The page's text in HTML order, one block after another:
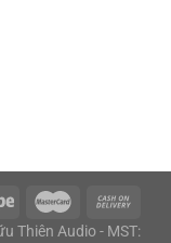
Thiên Audio - MST: